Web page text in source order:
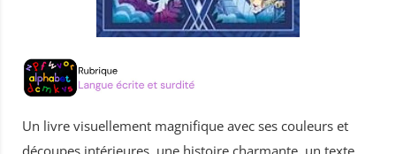
Un livre visuellement magnifique avec ses couleurs et
découpes intérieures, une histoire charmante, un texte